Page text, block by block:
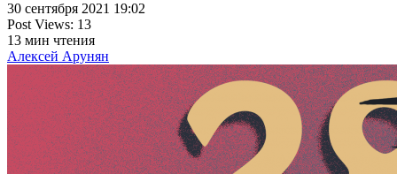
30 сентября 2021 19:02
Post Views: 13
13 мин чтения
Алексей Арунян